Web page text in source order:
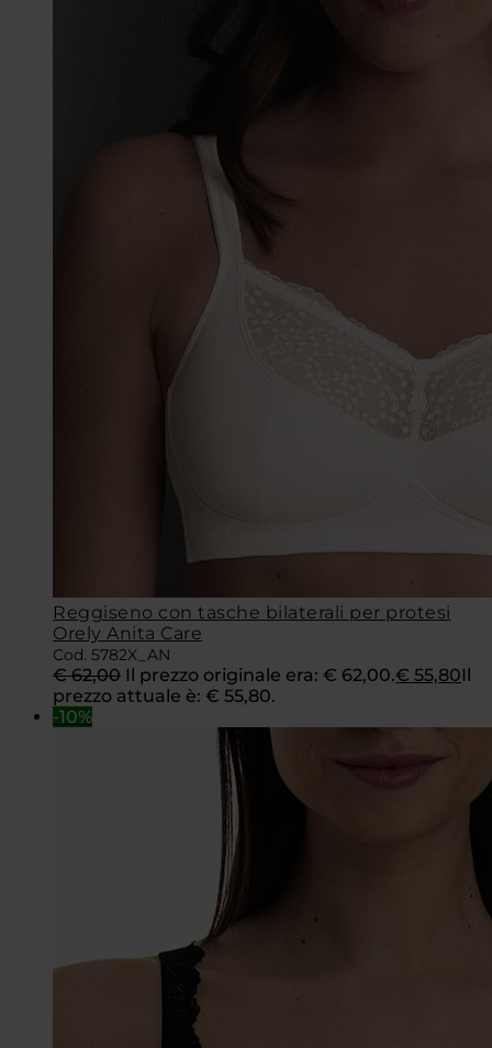
Reggiseno con tasche bilaterali per protesi
Orely Anita Care
Cod. 5782X_AN
€62,00 Il prezzo originale era: € 62,00.€ 55,80Il
prezzo attuale è: € 55,80.
-10%